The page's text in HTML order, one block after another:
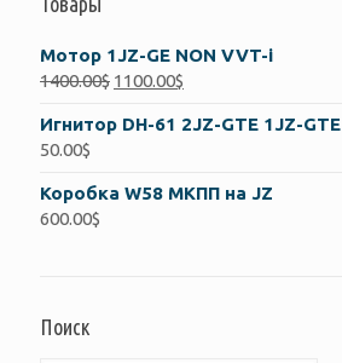
Мотор 1JZ-GE NON VVT-i
1400.00$ 1100.00$
Игнитор DH-61 2JZ-GTE 1JZ-GTE
50.00$
Коробка W58 МКПП на JZ
600.00$
Поиск